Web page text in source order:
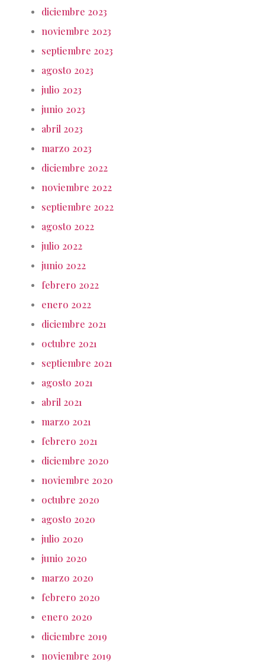
diciembre 2023
noviembre 2023
septiembre 2023
agosto 2023
julio 2023
junio 2023
abril 2023
marzo 2023
diciembre 2022
noviembre 2022
septiembre 2022
agosto 2022
julio 2022
junio 2022
febrero 2022
enero 2022
diciembre 2021
octubre 2021
septiembre 2021
agosto 2021
abril 2021
marzo 2021
febrero 2021
diciembre 2020
noviembre 2020
octubre 2020
agosto 2020
julio 2020
junio 2020
marzo 2020
febrero 2020
enero 2020
diciembre 2019
noviembre 2019